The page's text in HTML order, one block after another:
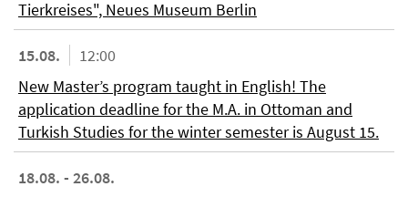
Tierkreises", Neues Museum Berlin
15.08.
12:00
New Master’s program taught in English! The
application deadline for the M.A. in Ottoman and
Turkish Studies for the winter semester is August 15.
18.08. - 26.08.